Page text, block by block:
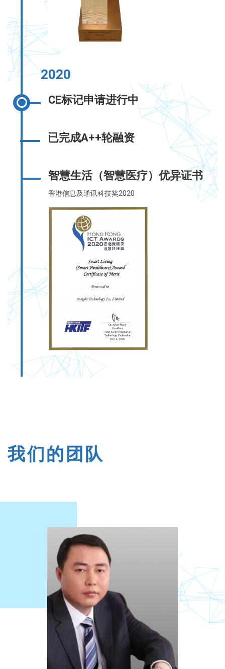
2020
CE标记申请进行中
已完成A++轮融资
智慧生活（智慧医疗）优异证书
香港信息及通讯科技奖2020
我们的团队